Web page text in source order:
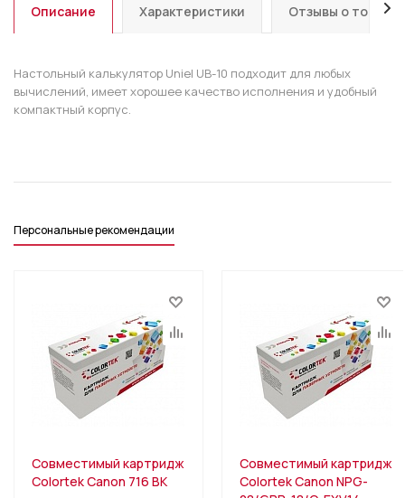
Описание Характеристики Отзывы о товаре
Настольный калькулятор Uniel UB-10 подходит для любых
вычислений, имеет хорошее качество исполнения и удобный
компактный корпус.
Персональные рекомендации
Совместимый картридж
Colortek Canon 716 BK
Совместимый картридж
Colortek Canon NPG-